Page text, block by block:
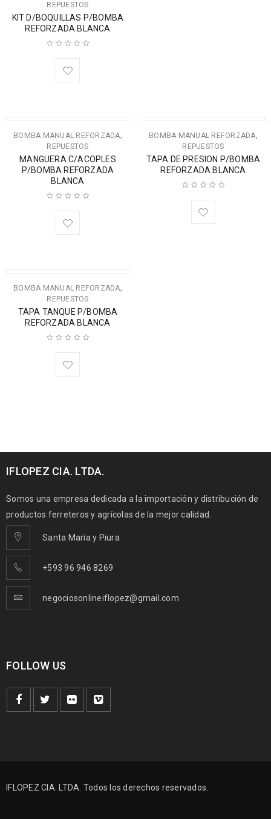
REPUESTOS
KIT D/BOQUILLAS P/BOMBA
REFORZADA BLANCA
BOMBA MANUAL REFORZADA,
REPUESTOS
MANGUERA C/ACOPLES
P/BOMBA REFORZADA
BLANCA
BOMBA MANUAL REFORZADA,
REPUESTOS
TAPA DE PRESION P/BOMBA
REFORZADA BLANCA
BOMBA MANUAL REFORZADA,
REPUESTOS
TAPA TANQUE P/BOMBA
REFORZADA BLANCA
IFLOPEZ CIA. LTDA.
Somos una empresa dedicada a la importación y distribución de
productos ferreteros y agrícolas de la mejor calidad.
Santa María y Piura
+593 96 946 8269
negociosonlineiflopez@gmail.com
FOLLOW US
IFLOPEZ CIA. LTDA. Todos los derechos reservados.